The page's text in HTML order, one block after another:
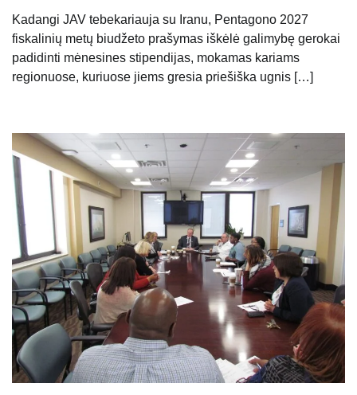
Kadangi JAV tebekariauja su Iranu, Pentagono 2027
fiskalinių metų biudžeto prašymas iškėlė galimybę gerokai
padidinti mėnesines stipendijas, mokamas kariams
regionuose, kuriuose jiems gresia priešiška ugnis […]